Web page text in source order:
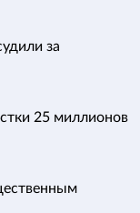
за
25 миллионов